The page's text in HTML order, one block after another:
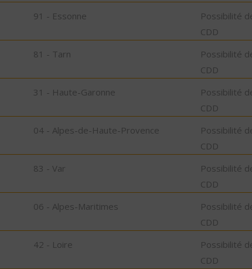
91 - Essonne
Possibilité
CDD
81 - Tarn
Possibilité
CDD
31 - Haute-Garonne
Possibilité
CDD
04 - Alpes-de-Haute-Provence
Possibilité
CDD
83 - Var
Possibilité
CDD
06 - Alpes-Maritimes
Possibilité
CDD
42 - Loire
Possibilité
CDD